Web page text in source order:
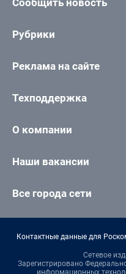
Рубрики
Реклама на сайте
Техподдержка
О компании
Наши вакансии
Все города сети
Контактные данные для
Сетевое
Зарегистрировано
информационных